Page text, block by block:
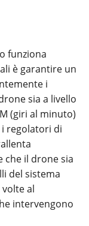
funziona
è garantire un
i
sia a livello
(giri al minuto)
regolatori di
il drone sia
del sistema
al
intervengono